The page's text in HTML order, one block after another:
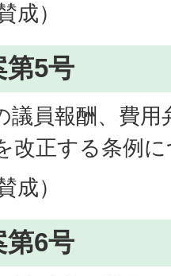
成）
第5号
議員報酬、費
改正する条例
成）
第6号